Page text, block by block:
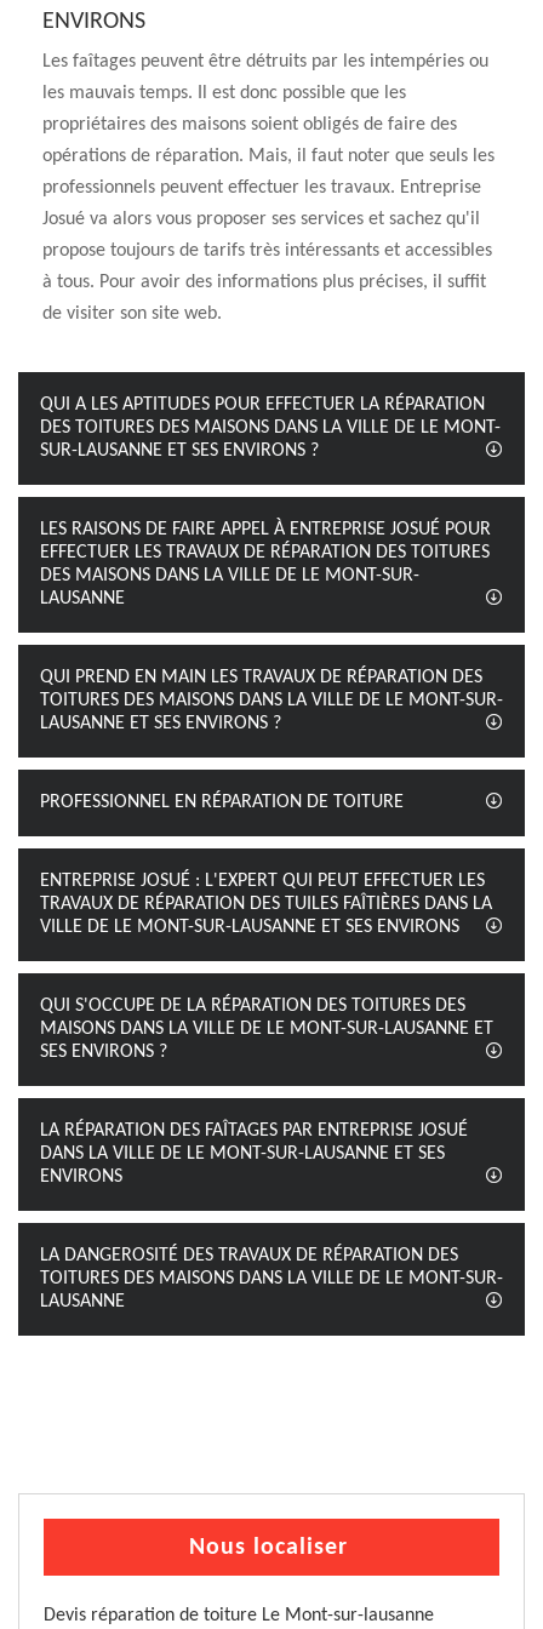
ENVIRONS
Les faîtages peuvent être détruits par les intempéries ou
les mauvais temps. Il est donc possible que les
propriétaires des maisons soient obligés de faire des
opérations de réparation. Mais, il faut noter que seuls les
professionnels peuvent effectuer les travaux. Entreprise
Josué va alors vous proposer ses services et sachez qu'il
propose toujours de tarifs très intéressants et accessibles
à tous. Pour avoir des informations plus précises, il suffit
de visiter son site web.
QUI A LES APTITUDES POUR EFFECTUER LA RÉPARATION
DES TOITURES DES MAISONS DANS LA VILLE DE LE MONT-
SUR-LAUSANNE ET SES ENVIRONS ?
LES RAISONS DE FAIRE APPEL À ENTREPRISE JOSUÉ POUR
EFFECTUER LES TRAVAUX DE RÉPARATION DES TOITURES
DES MAISONS DANS LA VILLE DE LE MONT-SUR-
LAUSANNE
QUI PREND EN MAIN LES TRAVAUX DE RÉPARATION DES
TOITURES DES MAISONS DANS LA VILLE DE LE MONT-SUR-
LAUSANNE ET SES ENVIRONS ?
PROFESSIONNEL EN RÉPARATION DE TOITURE
ENTREPRISE JOSUÉ : L'EXPERT QUI PEUT EFFECTUER LES
TRAVAUX DE RÉPARATION DES TUILES FAÎTIÈRES DANS LA
VILLE DE LE MONT-SUR-LAUSANNE ET SES ENVIRONS
QUI S'OCCUPE DE LA RÉPARATION DES TOITURES DES
MAISONS DANS LA VILLE DE LE MONT-SUR-LAUSANNE ET
SES ENVIRONS ?
LA RÉPARATION DES FAÎTAGES PAR ENTREPRISE JOSUÉ
DANS LA VILLE DE LE MONT-SUR-LAUSANNE ET SES
ENVIRONS
LA DANGEROSITÉ DES TRAVAUX DE RÉPARATION DES
TOITURES DES MAISONS DANS LA VILLE DE LE MONT-SUR-
LAUSANNE
Nous localiser
Devis réparation de toiture Le Mont-sur-lausanne